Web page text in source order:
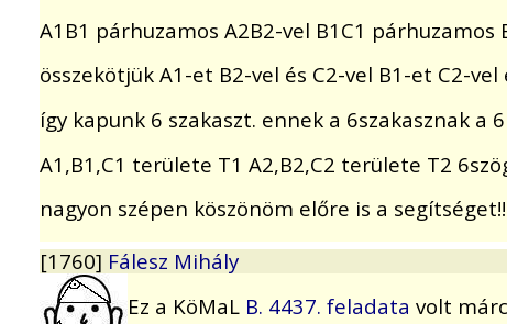
A1B1 párhuzamos A2B2-vel B1C1 párhuzamos
összekötjük A1-et B2-vel és C2-vel B1-et C2-
így kapunk 6 szakaszt. ennek a 6szakasznak
A1,B1,C1 területe T1 A2,B2,C2 területe T2
nagyon szépen köszönöm előre is a segítséget!!
[1760] Fálesz Mihály
Ez a KöMaL B. 4437. feladata volt